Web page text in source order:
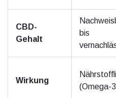
CBD-
Gehalt
bis
Wirkung
(Omega-